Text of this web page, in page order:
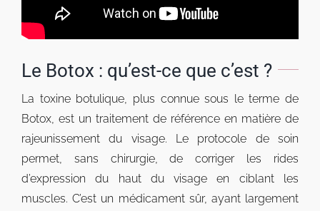
Le Botox : qu’est-ce que c’est ?
La toxine botulique, plus connue sous le terme de
Botox, est un traitement de référence en matière de
rajeunissement du visage. Le protocole de soin
permet, sans chirurgie, de corriger les rides
d’expression du haut du visage en ciblant les
muscles. C’est un médicament sûr, ayant largement